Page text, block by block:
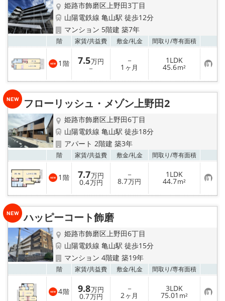
姫路市飾磨区上野田3丁目
山陽電鉄線 亀山駅 徒歩12分
マンション 5階建 築7年
階 家賃/共益費 敷金/礼金 間取り/専有面積
1 階 7.5万円
－
－
1 ヶ月
1LDK
45.6m² お
気
に
り
フローリッシュ・メゾン上野田2
姫路市飾磨区上野田6丁目
山陽電鉄線 亀山駅 徒歩18分
アパート 2階建 築3年
階 家賃/共益費 敷金/礼金 間取り/専有面積
1 階 7.7万円
0.4万円
－
8.7万円
1LDK
44.7m² お
気
に
り
ハッピーコート飾磨
姫路市飾磨区上野田6丁目
山陽電鉄線 亀山駅 徒歩15分
マンション 4階建 築19年
階 家賃/共益費 敷金/礼金 間取り/専有面積
4階 9.8万円
0.7万円
－
2ヶ月
3LDK
75.01 m² お